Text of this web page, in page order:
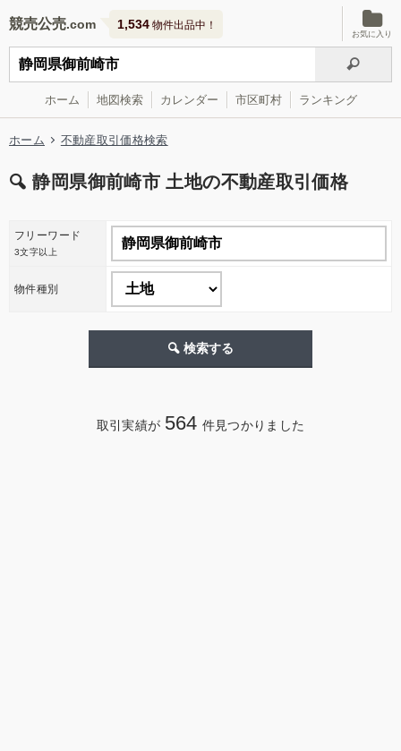
競売公売 1,534 物件出品中！
お気に入り
ホーム 地図検索 カレンダー 市区町村 ランキング
ホーム 不動産取引価格検索
静岡県御前崎市 土地の不動産取引価格
フリーワード
3文字以上
物件種別
検索する
取引実績が 564 件見つかりました